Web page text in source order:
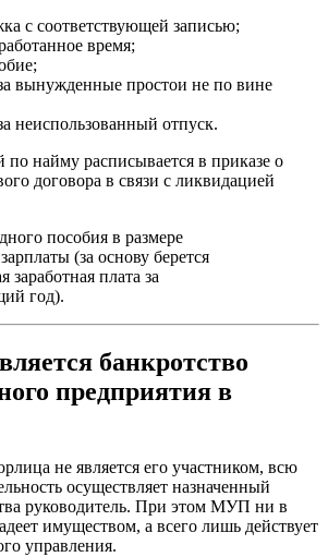
с соответствующей записью;
время;
вынужденные простои не по вине
неиспользованный отпуск.
найму расписывается в приказе о
договора в связи с ликвидацией
пособия в размере
(за основу берется
заработная плата за
год).
банкротство
предприятия в
не является его участником, всю
осуществляет назначенный
руководитель. При этом МУП ни в
имуществом, а всего лишь действует
управления.